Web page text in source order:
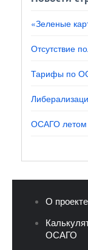
«Зеленые
Отсутствие
Тарифы по
ОСАГО
О проекте
ОСАГО